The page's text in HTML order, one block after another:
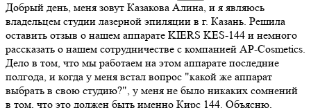
Добрый день, меня зовут Казакова Алина, и я являюсь
владельцем студии лазерной эпиляции в г. Казань. Решила
оставить отзыв о нашем аппарате KIERS KES-144 и немного
рассказать о нашем сотрудничестве с компанией AP-Cosmetics.
Дело в том, что мы работаем на этом аппарате последние
полгода, и когда у меня встал вопрос "какой же аппарат
выбрать в свою студию?", у меня не было никаких сомнений
в том, что это должен быть именно Кирс 144. Объясню,